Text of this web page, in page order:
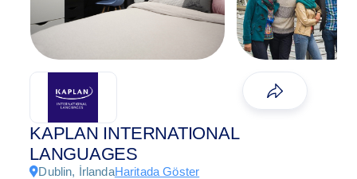
KAPLAN INTERNATIONAL
LANGUAGES
Dublin, İrlandaHaritada Göster